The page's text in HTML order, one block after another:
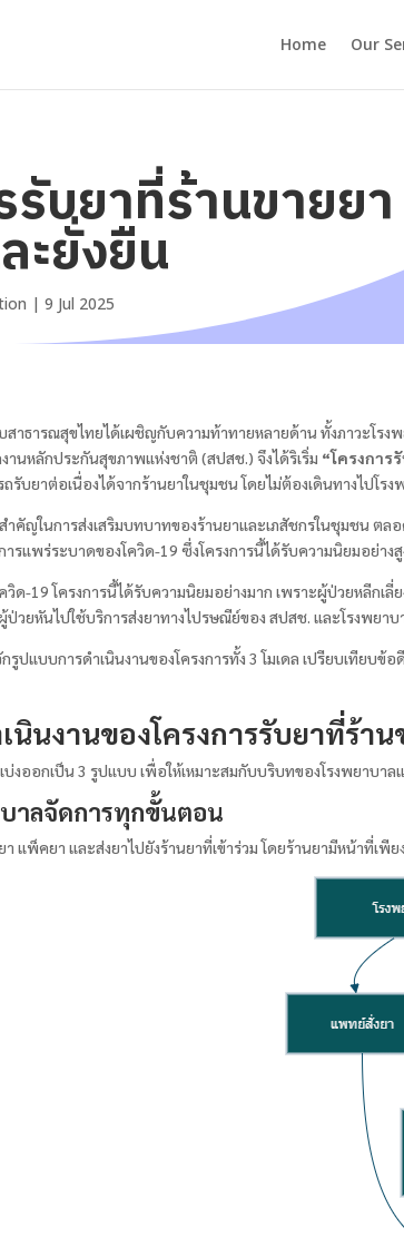
Home Our
รับยาที่ร้านขายย
ะยั่งยืน
|9 Jul 2025
าธารณสุขไทยได้เผชิญกับความท้าทายหลายด้าน ทั้งภาวะโรง
านหลักประกันสุขภาพแห่งชาติ (สปสช.) จึงได้ริเริ่ม “โครงการ
รับยาต่อเนื่องได้จากร้านยาในชุมชน โดยไม่ต้องเดินทางไปโร
ำคัญในการส่งเสริมบทบาทของร้านยาและเภสัชกรในชุมชน
ารแพร่ระบาดของโควิด-19 ซึ่งโครงการนี้ได้รับความนิยมอย่า
วิด-19 โครงการนี้ได้รับความนิยมอย่างมาก เพราะผู้ป่วยหลีกเ
ป่วยหันไปใช้บริการส่งยาทางไปรษณีย์ของ สปสช. และโรงพยา
ปแบบการดำเนินงานของโครงการทั้ง 3 โมเดล เปรียบเทียบ
นินงานของโครงการรับยาที่ร้าน
บ่งออกเป็น 3 รูปแบบ เพื่อให้เหมาะสมกับบริบทของโรงพยาบาล
บาลจัดการทุกขั้นตอน
า แพ็คยา และส่งยาไปยังร้านยาที่เข้าร่วม โดยร้านยามีหน้าที่